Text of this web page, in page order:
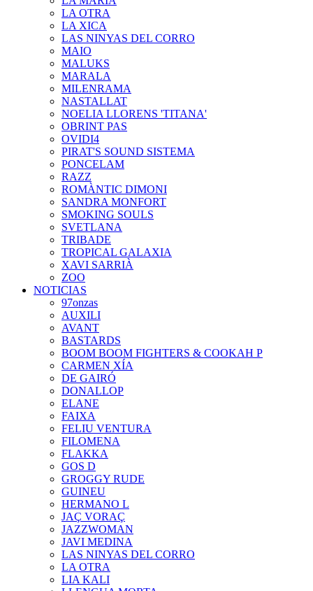
LA OTRA
LA XICA
LAS NINYAS DEL CORRO
MAIO
MALUKS
MARALA
MILENRAMA
NASTALLAT
NOELIA LLORENS 'TITANA'
OBRINT PAS
OVIDI4
PIRAT'S SOUND SISTEMA
PONCELAM
RAZZ
ROMÀNTIC DIMONI
SANDRA MONFORT
SMOKING SOULS
SVETLANA
TRIBADE
TROPICAL GALAXIA
XAVI SARRIÀ
ZOO
NOTICIAS
97onzas
AUXILI
AVANT
BASTARDS
BOOM BOOM FIGHTERS & COOKAH P
CARMEN XÍA
DE GAIRÓ
DONALLOP
ELANE
FAIXA
FELIU VENTURA
FILOMENA
FLAKKA
GOS D
GROGGY RUDE
GUINEU
HERMANO L
JAÇ VORAÇ
JAZZWOMAN
JAVI MEDINA
LAS NINYAS DEL CORRO
LA OTRA
LIA KALI